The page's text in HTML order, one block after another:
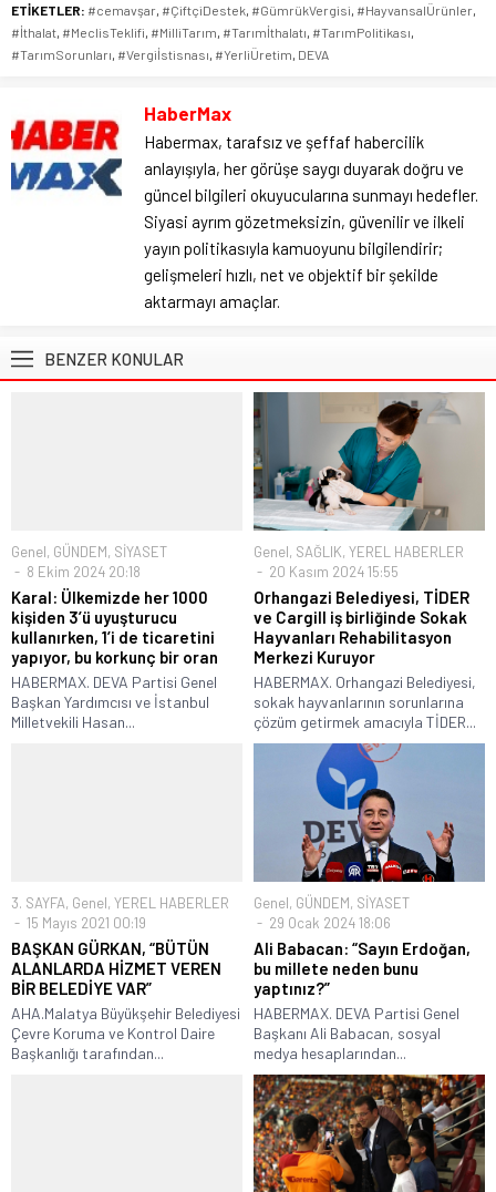
ETİKETLER: #cemavşar #ÇiftçiDestek #GümrükVergisi #HayvansalÜrünler
#İthalat #MeclisTeklifi #MilliTarım #Tarımİthalatı #TarımPolitikası
#TarımSorunları #Vergiİstisnası #YerliÜretim DEVA
HaberMax
Habermax, tarafsız ve şeffaf habercilik
anlayışıyla, her görüşe saygı duyarak doğru ve
güncel bilgileri okuyucularına sunmayı hedefler.
Siyasi ayrım gözetmeksizin, güvenilir ve ilkeli
yayın politikasıyla kamuoyunu bilgilendirir;
gelişmeleri hızlı, net ve objektif bir şekilde
aktarmayı amaçlar.
BENZER KONULAR
Genel, GÜNDEM, SİYASET
8 Ekim 2024 20:18
Karal: Ülkemizde her 1000
kişiden 3’ü uyuşturucu
kullanırken, 1’i de ticaretini
yapıyor, bu korkunç bir oran
HABERMAX. DEVA Partisi Genel
Başkan Yardımcısı ve İstanbul
Milletvekili Hasan...
Genel, SAĞLIK, YEREL HABERLER
20 Kasım 2024 15:55
Orhangazi Belediyesi, TİDER
ve Cargill iş birliğinde Sokak
Hayvanları Rehabilitasyon
Merkezi Kuruyor
HABERMAX. Orhangazi Belediyesi,
sokak hayvanlarının sorunlarına
çözüm getirmek amacıyla TİDER...
3. SAYFA, Genel, YEREL HABERLER
15 Mayıs 2021 00:19
BAŞKAN GÜRKAN, “BÜTÜN
ALANLARDA HİZMET VEREN
BİR BELEDİYE VAR”
AHA.Malatya Büyükşehir Belediyesi
Çevre Koruma ve Kontrol Daire
Başkanlığı tarafından...
Genel, GÜNDEM, SİYASET
29 Ocak 2024 18:06
Ali Babacan: “Sayın Erdoğan,
bu millete neden bunu
yaptınız?”
HABERMAX. DEVA Partisi Genel
Başkanı Ali Babacan, sosyal
medya hesaplarından...